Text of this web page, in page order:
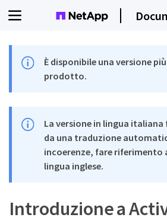
È disponibile una versione
prodotto.
La versione in lingua
da una traduzione
incoerenze, fare riferimento
lingua inglese.
Introduzione a